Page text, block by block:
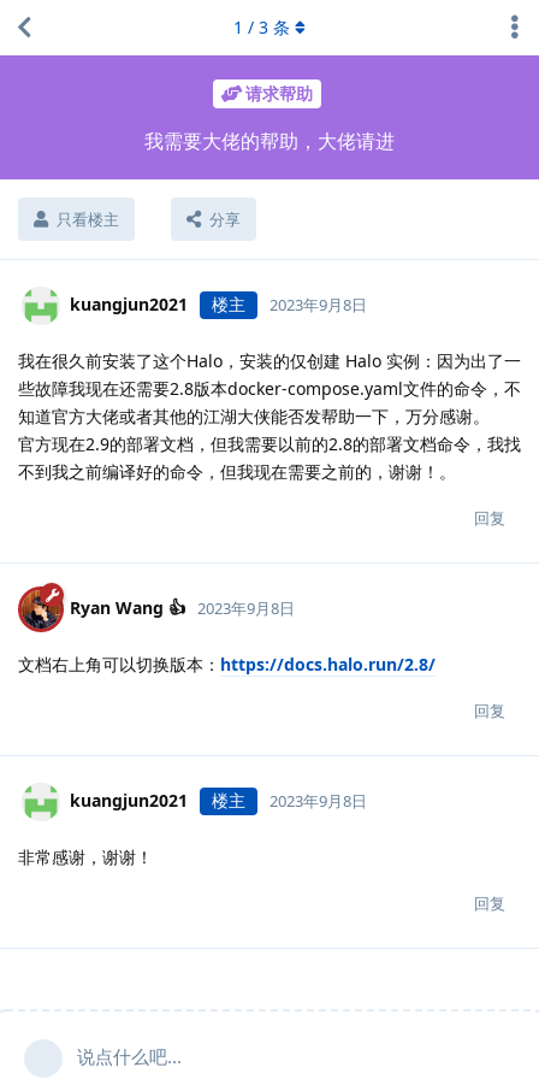
请求帮助
我需要大佬的帮助，大佬请进
只看楼主 分享
1 / 3 条
kuangjun2021 楼主 2023年9月8日
我在很久前安装了这个Halo，安装的仅创建 Halo 实例：因为出了一
些故障我现在还需要2.8版本docker-compose.yaml文件的命令，不
知道官方大佬或者其他的江湖大侠能否发帮助一下，万分感谢。
官方现在2.9的部署文档，但我需要以前的2.8的部署文档命令，我找
不到我之前编译好的命令，但我现在需要之前的，谢谢！。
回复
Ryan Wang 👍 2023年9月8日
文档右上角可以切换版本： https://docs.halo.run/2.8/
回复
kuangjun2021 楼主 2023年9月8日
非常感谢，谢谢！
回复
说点什么吧...